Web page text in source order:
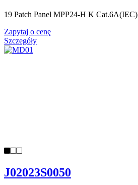
19 Patch Panel MPP24-H K Cat.6A(IEC)
Zapytaj o cenę
Szczegóły
J02023S0050